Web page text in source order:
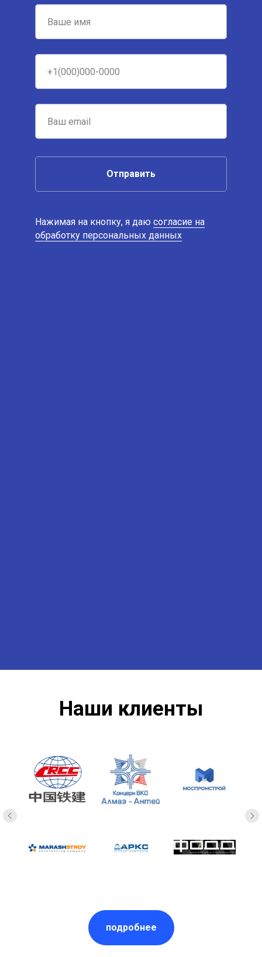
Отправить
Нажимая на кнопку, я даю согласие на
обработку персональных данных
Наши клиенты
подробнее